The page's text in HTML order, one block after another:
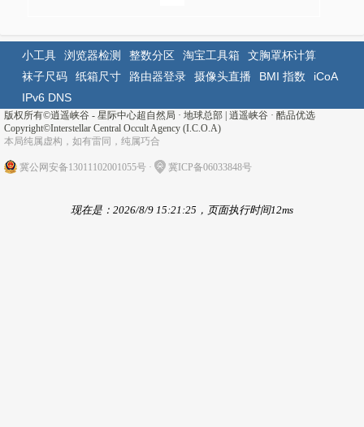
小工具 浏览器检测 整数分区 淘宝工具箱
文胸罩杯计算
袜子尺码
纸箱尺寸 路由器登录 摄像头直播 BMI 指数
iCoA
IPv6 DNS
版权所有©逍遥峡谷 - 星际中心超自然局 · 地球总部 逍遥峡谷 · 酷品优选
Copyright©Interstellar Central Occult Agency (I.C.O.A)
本局纯属虚构，如有雷同，纯属巧合
冀公网安备13011102001055号 · 冀ICP备06033848号
现在是：2026/8/9 15:21:25，页面执行时间12ms